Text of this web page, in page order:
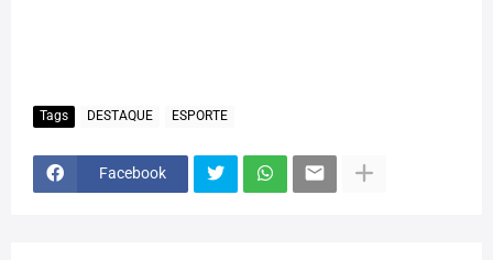
Tags DESTAQUE ESPORTE
Facebook